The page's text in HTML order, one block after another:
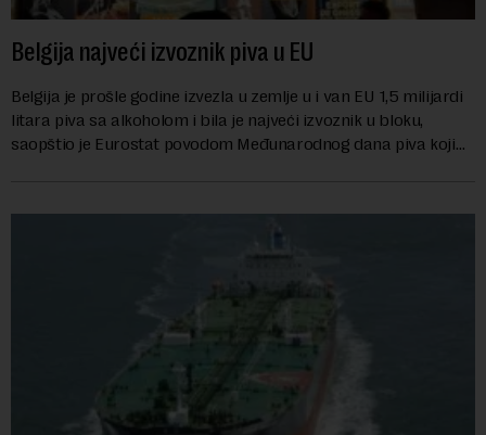
Belgija najveći izvoznik piva u EU
Belgija je prošle godine izvezla u zemlje u i van EU 1,5 milijardi
litara piva sa alkoholom i bila je najveći izvoznik u bloku,
saopštio je Eurostat povodom Međunarodnog dana piva koji